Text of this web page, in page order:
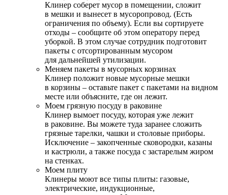
Клинер соберет мусор в помещении, сложит
в мешки и вынесет в мусоропровод. (Есть
ограничения по объему). Если вы сортируете
отходы – сообщите об этом оператору перед
уборкой. В этом случае сотрудник подготовит
пакеты с отсортированным мусором
для дальнейшей утилизации.
Меняем пакеты в мусорных корзинах
Клинер положит новые мусорные мешки
в корзины – оставьте пакет с пакетами на видном
месте или объясните, где он лежит.
Моем грязную посуду в раковине
Клинер вымоет посуду, которая уже лежит
в раковине. Вы можете туда заранее сложить
грязные тарелки, чашки и столовые приборы.
Исключение – закопченные сковородки, казаны
и кастрюли, а также посуда с застарелым жиром
на стенках.
Моем плиту
Клинеры моют все типы плиты: газовые,
электрические, индукционные,